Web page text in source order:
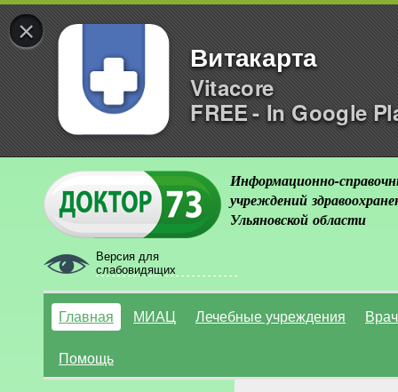
×
Витакарта
Vitacore
FREE - In Google
Версия для
слабовидящих
Информационно-
учреждений
Ульяновской области
Главная МИАЦ Лечебные учреждения
Помощь